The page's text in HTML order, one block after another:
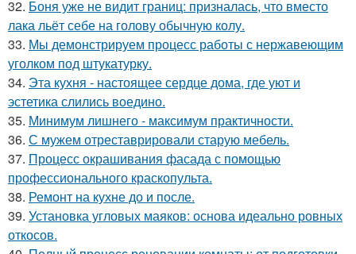
32. Боня уже не видит границ: призналась, что вместо
лака льёт себе на голову обычную колу.
33. Мы демонстрируем процесс работы с нержавеющим
уголком под штукатурку.
34. Эта кухня - настоящее сердце дома, где уют и
эстетика слились воедино.
35. Минимум лишнего - максимум практичности.
36. С мужем отреставрировали старую мебель.
37. Процесс окрашивания фасада с помощью
профессионального краскопульта.
38. Ремонт на кухне до и после.
39. Установка угловых маяков: основа идеально ровных
откосов.